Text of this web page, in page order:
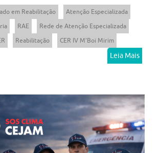
em Reabilitação
Atenção Especializada
RAE
Rede de Atenção Especializada
Reabilitação CER IV M'Boi Mirim
Leia Mais